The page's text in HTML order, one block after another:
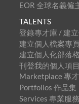
EOR 全球名義僱
TALENTS
登錄專才庫 / 建
建立個人檔案專頁
建立個人化部落格
刊登我的個人項目
Marketplace 專
Portfolios 作品集
Services 專業服務